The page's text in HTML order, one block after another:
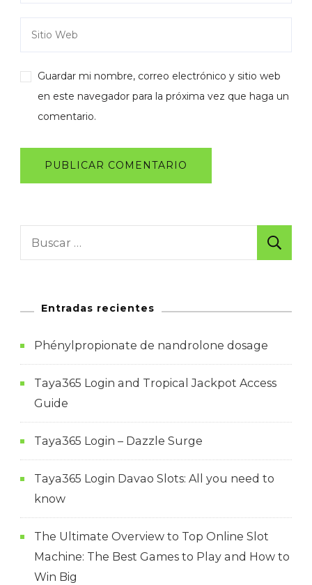
Guardar mi nombre, correo electrónico y sitio web
en este navegador para la próxima vez que haga un
comentario.
Buscar:
Entradas recientes
Phénylpropionate de nandrolone dosage
Taya365 Login and Tropical Jackpot Access
Guide
Taya365 Login – Dazzle Surge
Taya365 Login Davao Slots: All you need to
know
The Ultimate Overview to Top Online Slot
Machine: The Best Games to Play and How to
Win Big